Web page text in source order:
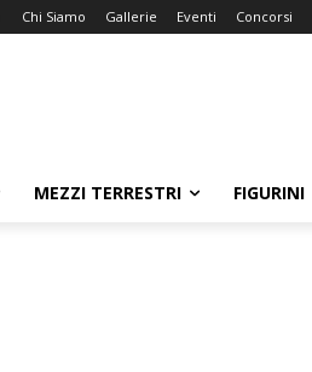
Chi Siamo Gallerie Eventi Concorsi
MEZZI TERRESTRI FIGURINI